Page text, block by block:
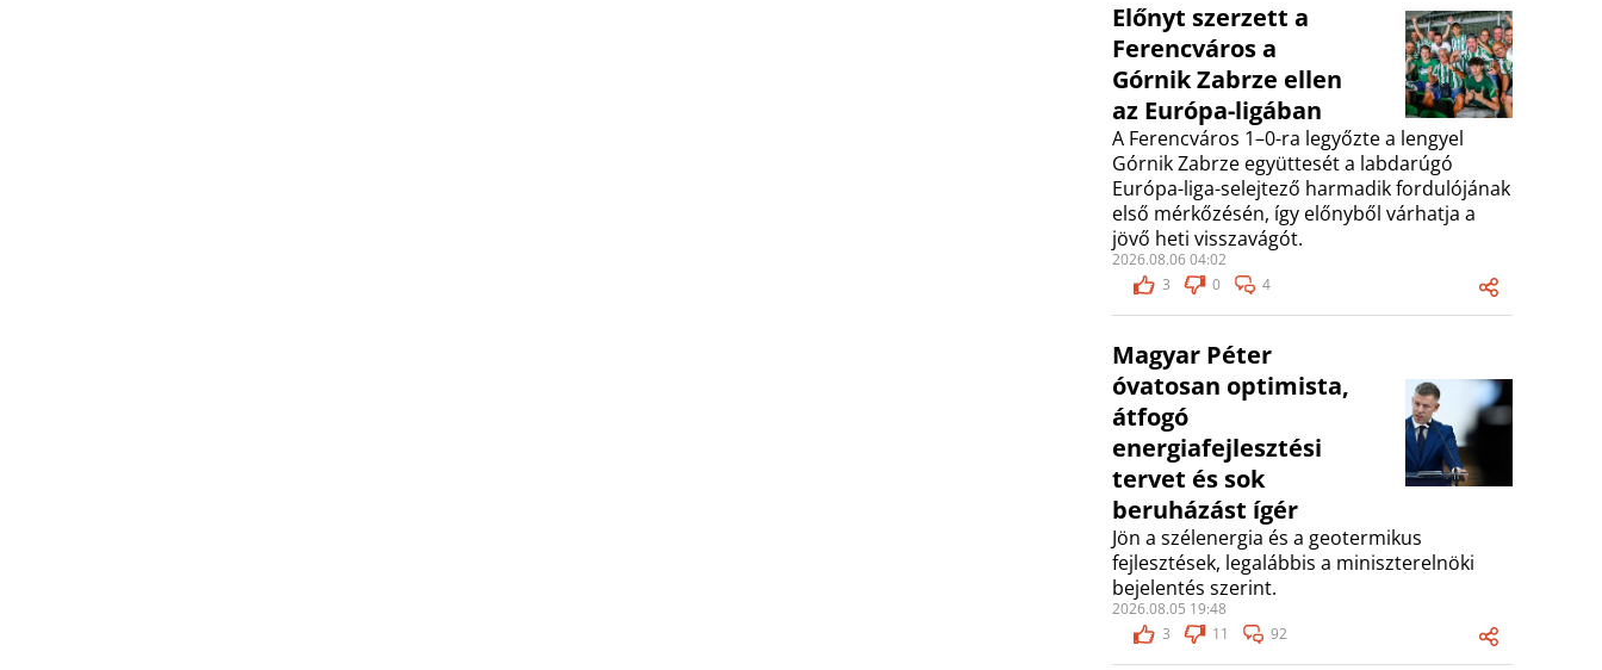
Előnyt szerzett a
Ferencváros a
Górnik Zabrze ellen
az Európa-ligában
A Ferencváros 1–0-ra legyőzte a lengyel
Górnik Zabrze együttesét a labdarúgó
Európa-liga-selejtező harmadik fordulójának
első mérkőzésén, így előnyből várhatja a
jövő heti visszavágót.
2026.08.06 04:02
3
0 4
Magyar Péter
óvatosan optimista,
átfogó
energiafejlesztési
tervet és sok
beruházást ígér
Jön a szélenergia és a geotermikus
fejlesztések, legalábbis a miniszterelnöki
bejelentés szerint.
2026.08.05 19:48
3
11 92